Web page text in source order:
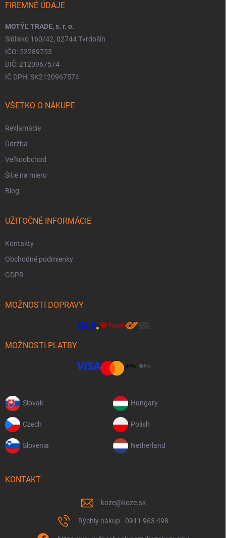
FIREMNÉ ÚDAJE
MOTÝĽ TRADE, s. r. o.
Sídlisko 160/42, 02744 Tvrdošín
IČO: 52289753
DIČ: 2120967574
IČ DPH: SK2120967574
VŠETKO O NÁKUPE
Reklamácie
Údržba
Veľkoobchod
Šitie na mieru
Blog
UŽITOČNÉ INFORMÁCIE
Kontakty
Obchodné podmienky
GDPR
MOŽNOSTI DOPRAVY
MOŽNOSTI PLATBY
Slovak Hungary
Czech Polish
Slovenia Netherland
KONTAKT
koze@koze.sk
Rýchly nákup - 0911 963 498